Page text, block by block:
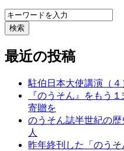
検索
最近の投稿
駐伯日本大使講演（４
『のうそん』をもう
寄贈を
のうそん誌半世紀の
人
昨年終刊した「のう